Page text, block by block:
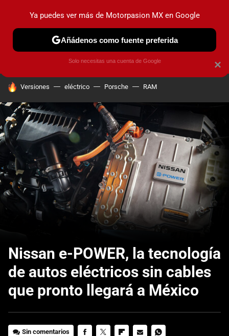
PRUEBAS INDUSTRIA HOY NO CIRCULA
HOY SE HABLA DE
Versiones eléctrico Porsche RAM
Nissan e-POWER, la tecnología
de autos eléctricos sin cables
que pronto llegará a México
Sin comentarios
×
Ya puedes ver más de Motorpasion MX en Google
Añádenos como fuente preferida
Solo necesitas una cuenta de Google